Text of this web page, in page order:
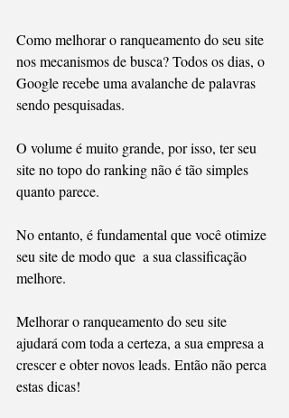
Como melhorar o ranqueamento do seu site
nos mecanismos de busca? Todos os dias, o
Google recebe uma avalanche de palavras
sendo pesquisadas.
O volume é muito grande, por isso, ter seu
site no topo do ranking não é tão simples
quanto parece.
No entanto, é fundamental que você otimize
seu site de modo que  a sua classificação
melhore.
Melhorar o ranqueamento do seu site
ajudará com toda a certeza, a sua empresa a
crescer e obter novos leads. Então não perca
estas dicas!